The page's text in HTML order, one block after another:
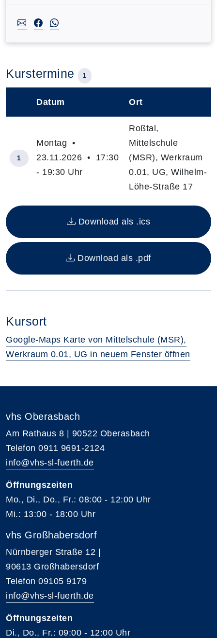
Kurstermine 1
Insgesamt gibt es 1 Termine zum diesen Kurs
Datum Ort
1
Montag •
23.11.2026 • 17:30
- 19:30 Uhr
Roßtal,
Mittelschule
(MSR), Werkraum
0.01, UG, Wilhelm-
Löhe-Straße 17
Download als .ics
Download als .pdf
Kursort
Google-Maps Karte von Mittelschule (MSR),
Werkraum 0.01, UG in neuem Fenster öffnen
vhs Oberasbach
Am Rathaus 8 | 90522 Oberasbach
Telefon 0911 9691-2124
info@vhs-sl-fuerth.de
Öffnungszeiten
Mo., Di., Do., Fr.: 08:00 - 12:00 Uhr
Mi.: 13:00 - 18:00 Uhr
vhs Großhabersdorf
Nürnberger Straße 12 |
90613 Großhabersdorf
Telefon 09105 9179
info@vhs-sl-fuerth.de
Öffnungszeiten
Di., Do., Fr.: 09:00 - 12:00 Uhr